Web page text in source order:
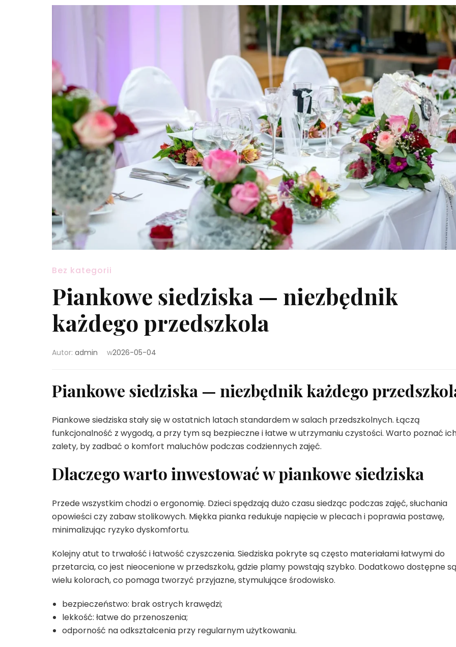
Bez kategorii
Piankowe siedziska — niezbędnik
każdego przedszkola
Autor: admin w2026-05-04
Piankowe siedziska — niezbędnik każdego
Piankowe siedziska stały się w ostatnich latach standardem w salach przedszkolnych. Łączą
funkcjonalność z wygodą, a przy tym są bezpieczne i łatwe w utrzymaniu czystości. Warto poznać
zalety, by zadbać o komfort maluchów podczas codziennych zajęć.
Dlaczego warto inwestować w piankowe siedziska
Przede wszystkim chodzi o ergonomię. Dzieci spędzają dużo czasu siedząc podczas zajęć, słuchania
opowieści czy zabaw stolikowych. Miękka pianka redukuje napięcie w plecach i poprawia postawę,
minimalizując ryzyko dyskomfortu.
Kolejny atut to trwałość i łatwość czyszczenia. Siedziska pokryte są często materiałami łatwymi do
przetarcia, co jest nieocenione w przedszkolu, gdzie plamy powstają szybko. Dodatkowo dostępne
wielu kolorach, co pomaga tworzyć przyjazne, stymulujące środowisko.
bezpieczeństwo: brak ostrych krawędzi;
lekkość: łatwe do przenoszenia;
odporność na odkształcenia przy regularnym użytkowaniu.